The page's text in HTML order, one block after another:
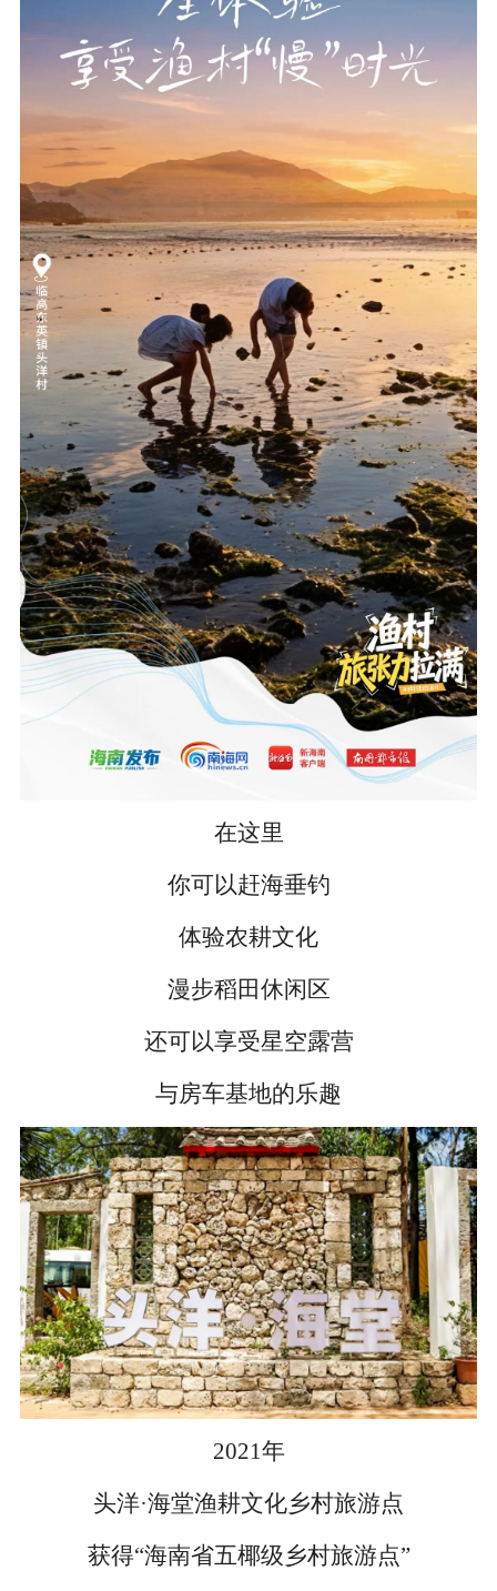
在这里
你可以赶海垂钓
体验农耕文化
漫步稻田休闲区
还可以享受星空露营
与房车基地的乐趣
2021年
头洋·海堂渔耕文化乡村旅游点
获得“海南省五椰级乡村旅游点”